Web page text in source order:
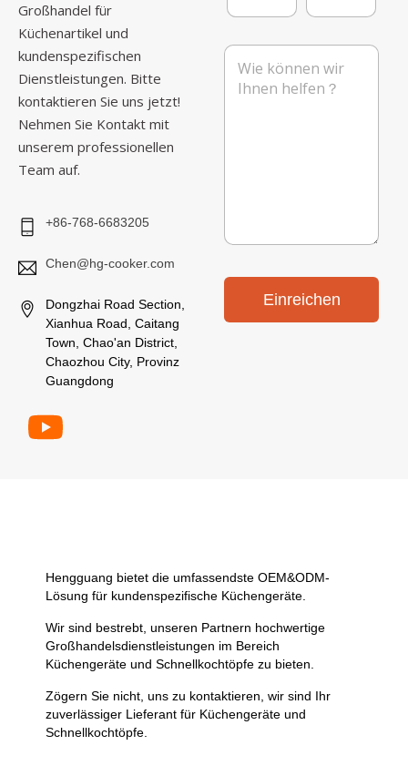
Großhandel für
Küchenartikel und
kundenspezifischen
Dienstleistungen. Bitte
kontaktieren Sie uns jetzt!
Nehmen Sie Kontakt mit
unserem professionellen
Team auf.
+86-768-6683205
Chen@hg-cooker.com
Dongzhai Road Section,
Xianhua Road, Caitang
Town, Chao'an District,
Chaozhou City, Provinz
Guangdong
h
n
M
i
l
f
o
n
N
Einreichen
Hengguang bietet die umfassendste OEM&ODM-
Lösung für kundenspezifische Küchengeräte.
Wir sind bestrebt, unseren Partnern hochwertige
Großhandelsdienstleistungen im Bereich
Küchengeräte und Schnellkochtöpfe zu bieten.
Zögern Sie nicht, uns zu kontaktieren, wir sind Ihr
zuverlässiger Lieferant für Küchengeräte und
Schnellkochtöpfe.